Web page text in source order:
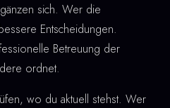
sich. Wer die
Entscheidungen.
Betreuung der
ordnet.
wo du aktuell stehst. Wer